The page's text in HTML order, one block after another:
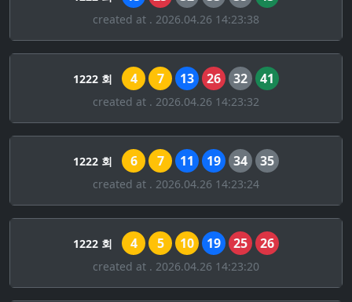
created at . 2026.04.26 14:23:38
1222 회 4 7 13 26 32 41
created at . 2026.04.26 14:23:32
1222 회 6 7 11 19 34 35
created at . 2026.04.26 14:23:24
1222 회 4 5 10 19 25 26
created at . 2026.04.26 14:23:20